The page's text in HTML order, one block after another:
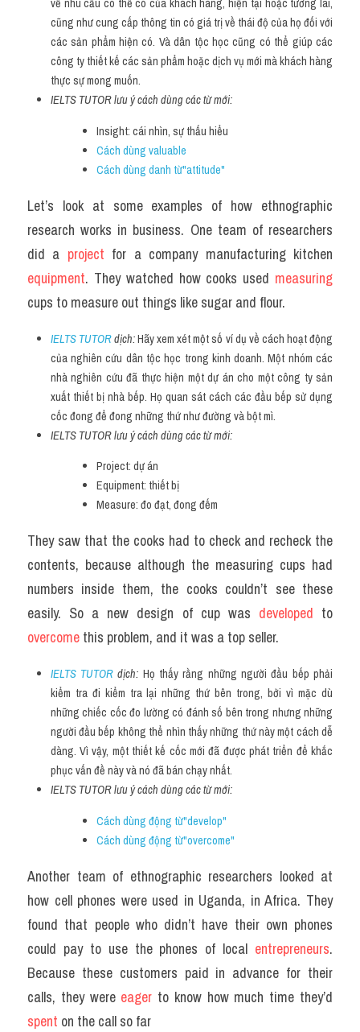
về nhu cầu có thể có của khách hàng, hiện tại hoặc tương lai,
cũng như cung cấp thông tin có giá trị về thái độ của họ đối với
các sản phẩm hiện có. Và dân tộc học cũng có thể giúp các
công ty thiết kế các sản phẩm hoặc dịch vụ mới mà khách hàng
thực sự mong muốn.
IELTS TUTOR lưu ý cách dùng các từ mới:
Insight: cái nhìn, sự thấu hiểu
Cách dùng valuable
Cách dùng danh từ"attitude"
Let’s look at some examples of how ethnographic
research works in business. One team of researchers
did a project
equipment. They watched how cooks used
cups to measure out things like sugar and flour.
IELTS TUTOR dịch: Hãy xem xét một số ví dụ về cách hoạt động
của nghiên cứu dân tộc học trong kinh doanh. Một nhóm các
nhà nghiên cứu đã thực hiện một dự án cho một công ty sản
xuất thiết bị nhà bếp. Họ quan sát cách các đầu bếp sử dụng
cốc đong để đong những thứ như đường và bột mì.
IELTS TUTOR lưu ý cách dùng các từ mới:
Project: dự án
Equipment: thiết bị
Measure: đo đạt, đong đếm
They saw that the cooks had to check and recheck the
contents, because although the measuring cups had
numbers inside them, the cooks couldn’t see these
easily. So a new design of cup was developed
overcome this problem, and it was a top seller.
IELTS TUTOR dịch: Họ thấy rằng những người đầu bếp phải
kiểm tra đi kiểm tra lại những thứ bên trong, bởi vì mặc dù
những chiếc cốc đo lường có đánh số bên trong nhưng những
người đầu bếp không thể nhìn thấy những thứ này một cách dễ
dàng. Vì vậy, một thiết kế cốc mới đã được phát triển để khắc
phục vấn đề này và nó đã bán chạy nhất.
IELTS TUTOR lưu ý cách dùng các từ mới:
Cách dùng động từ"develop"
Cách dùng động từ"overcome"
Another team of ethnographic researchers looked at
how cell phones were used in Uganda, in Africa. They
found that people who didn’t have their own phones
could pay to use the phones of local entrepreneurs.
Because these customers paid in advance for their
calls, they were eager
spent on the call so far